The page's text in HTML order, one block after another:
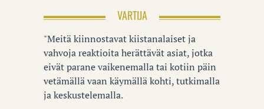
VARTIJA
"Meitä kiinnostavat kiistanalaiset ja
vahvoja reaktioita herättävät asiat, jotka
eivät parane vaikenemalla tai kotiin päin
vetämällä vaan käymällä kohti, tutkimalla
ja keskustelemalla.